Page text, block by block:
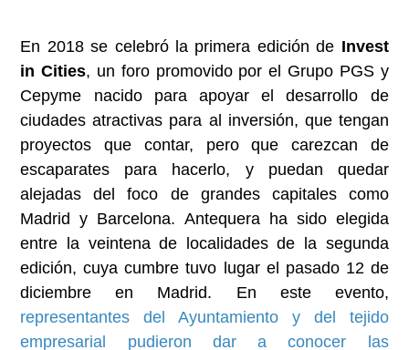
En 2018 se celebró la primera edición de Invest
in Cities, un foro promovido por el Grupo PGS y
Cepyme nacido para apoyar el desarrollo de
ciudades atractivas para al inversión, que tengan
proyectos que contar, pero que carezcan de
escaparates para hacerlo, y puedan quedar
alejadas del foco de grandes capitales como
Madrid y Barcelona. Antequera ha sido elegida
entre la veintena de localidades de la segunda
edición, cuya cumbre tuvo lugar el pasado 12 de
diciembre en Madrid. En este evento,
representantes del Ayuntamiento y del tejido
empresarial pudieron dar a conocer las